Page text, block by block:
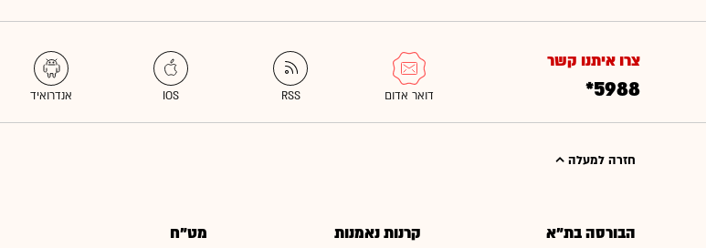
צרו איתנו קשר
*5988
חזרה למעלה
הבורסה בת"א קרנות נאמנות מט"ח